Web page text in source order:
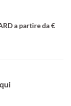
a partire da €